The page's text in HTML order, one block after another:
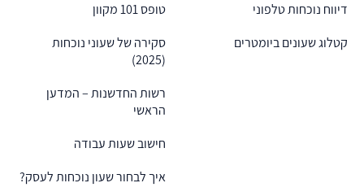
דיווח נוכחות טלפוני
קטלוג שעונים ביומטרים
טופס 101 מקוון
סקירה של שעוני נוכחות
(2025)
רשות החדשנות – המדען
הראשי
חישוב שעות עבודה
איך לבחור שעון נוכחות לעסק?